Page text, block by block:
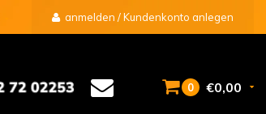
anmelden / Kundenkonto anlegen
0 €0,00